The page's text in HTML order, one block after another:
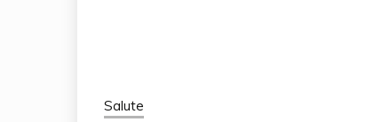
Salute